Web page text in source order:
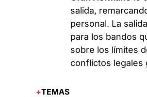
salida,
personal. La
para los bandos
sobre los límites
conflictos legales
TEMAS